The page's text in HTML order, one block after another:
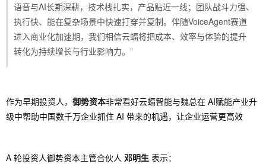
语音与AI长期深耕，技术栈扎实，产品贴近一线；团队战斗力强、
执行快、能在复杂场景中快速打穿并复制。伴随VoiceAgent赛道
进入商业化加速期，我们相信云蝠将把成本、效率与体验的提升
转化为持续增长与行业影响力。”
作为早期投资人， 御势资本非常看好云蝠智能与魏总在 AI赋能产业升
级中帮助中国数千万企业抓住 AI 带来的机遇，让企业运营更高效
A 轮投资人御势资本主管合伙人 邓明生 表示：